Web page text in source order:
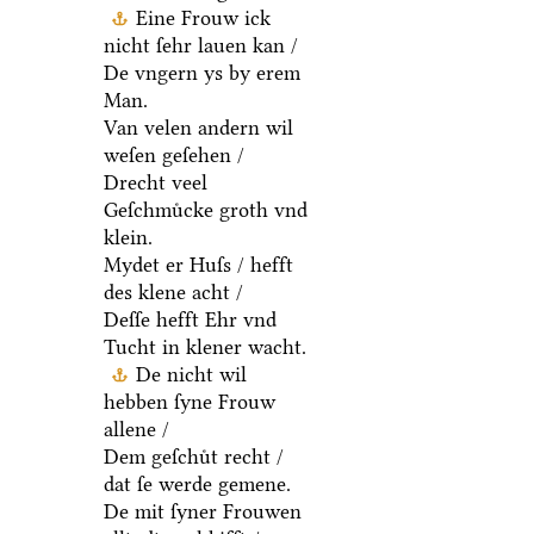
Eine Frouw ick
nicht ſehr lauen kan /
De vngern ys by erem
Man.
Van velen andern wil
weſen geſehen /
Drecht veel
Geſchmuͤcke groth vnd
klein.
Mydet er Huſs / hefft
des klene acht /
Deſſe hefft Ehr vnd
Tucht in klener wacht.
De nicht wil
hebben ſyne Frouw
allene /
Dem geſchuͤt recht /
dat ſe werde gemene.
De mit ſyner Frouwen